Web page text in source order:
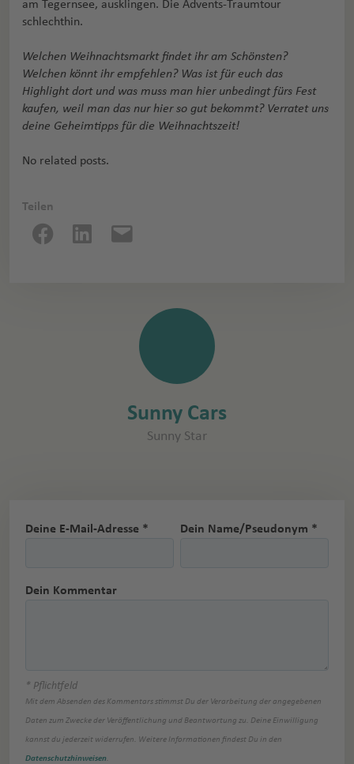
am Tegernsee, ausklingen. Die Advents-Traumtour
schlechthin.
Welchen Weihnachtsmarkt findet ihr am Schönsten?
Welchen könnt ihr empfehlen? Was ist für euch das
Highlight dort und was muss man hier unbedingt fürs Fest
kaufen, weil man das nur hier so gut bekommt? Verratet uns
deine Geheimtipps für die Weihnachtszeit!
No related posts.
Teilen
Sunny Cars
Sunny Star
Deine E-Mail-Adresse * Dein Name/Pseudonym *
Dein Kommentar
* Pflichtfeld
Mit dem Absenden des Kommentars stimmst Du der Verarbeitung der angegebenen
Daten zum Zwecke der Veröffentlichung und Beantwortung zu. Deine Einwilligung
kannst du jederzeit widerrufen. Weitere Informationen findest Du in den
Datenschutzhinweisen